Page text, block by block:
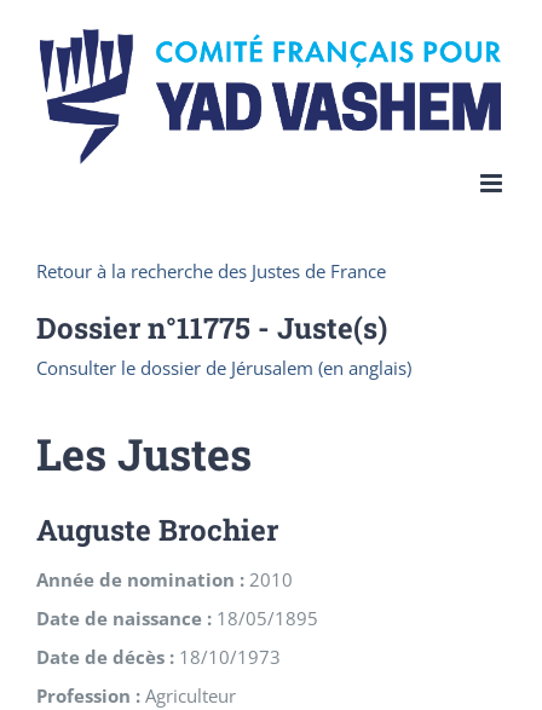
content
Retour à la recherche des Justes de France
Dossier n°11775 - Juste(s)
Consulter le dossier de Jérusalem (en anglais)
Les Justes
Auguste Brochier
Année de nomination : 2010
Date de naissance : 18/05/1895
Date de décès : 18/10/1973
Profession : Agriculteur